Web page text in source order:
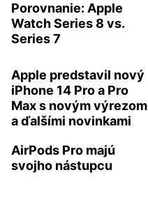
Porovnanie: Apple
Watch Series 8 vs.
Series 7
Apple predstavil nový
iPhone 14 Pro a Pro
Max s novým výrezom
a ďalšími novinkami
AirPods Pro majú
svojho nástupcu